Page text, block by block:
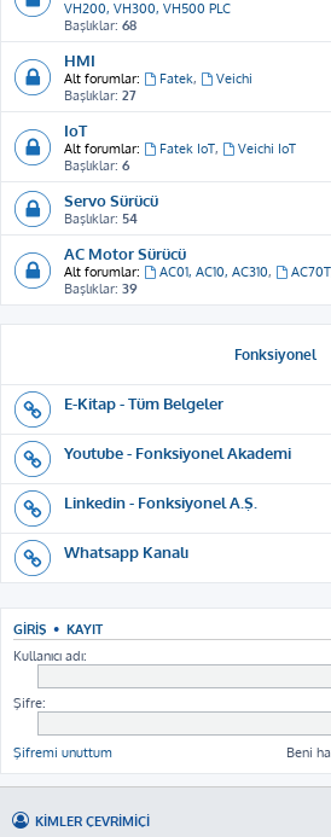
VH200, VH300, VH500 PLC
Başlıklar: 68
HMI
Alt forumlar: Fatek,
Veichi
Başlıklar: 27
IoT
Alt forumlar: Fatek IoT,
Veichi IoT
Başlıklar: 6
Servo Sürücü
Başlıklar: 54
AC Motor Sürücü
Alt forumlar: AC01, AC10, AC310, AC70T
Başlıklar: 39
Fonksiyonel
E-Kitap - Tüm Belgeler
Youtube - Fonksiyonel Akademi
Linkedin - Fonksiyonel A.Ş.
Whatsapp Kanalı
GIRIŞ • KAYIT
Kullanıcı adı:
Şifre:
Şifremi unuttum Beni
KIMLER ÇEVRIMIÇI